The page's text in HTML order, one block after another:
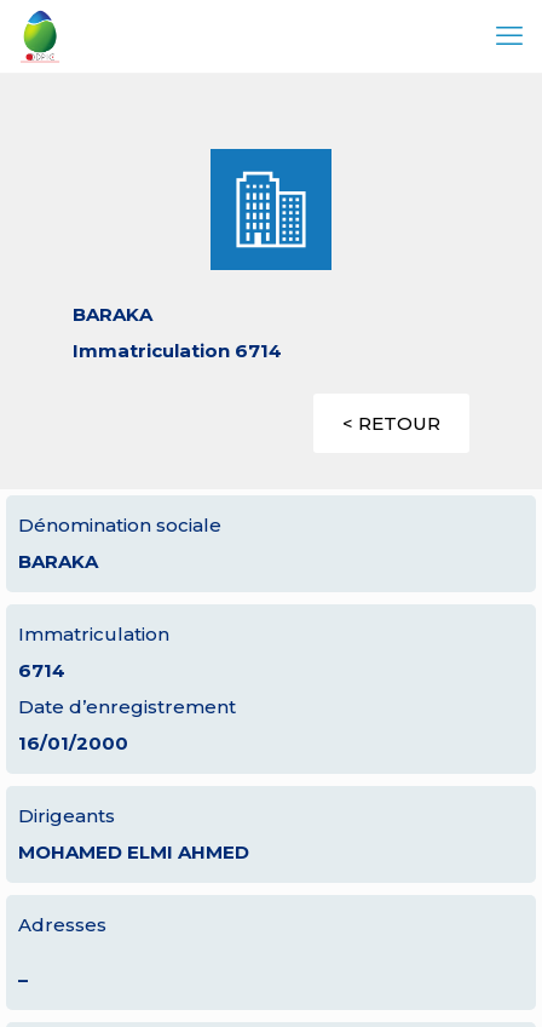
BARAKA
Immatriculation 6714
< RETOUR
Dénomination sociale
BARAKA
Immatriculation
6714
Date d’enregistrement
16/01/2000
Dirigeants
MOHAMED ELMI AHMED
Adresses
–